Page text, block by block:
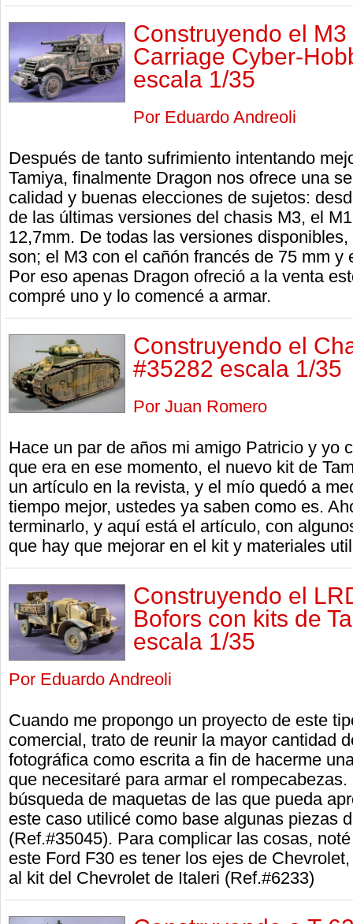
Construyendo el
Carriage Cyber-
escala 1/35
Por Eduardo Andreoli
Después de tanto sufrimiento intentando
Tamiya, finalmente Dragon nos ofrece una
calidad y buenas elecciones de sujetos:
de las últimas versiones del chasis M3, el
12,7mm. De todas las versiones
son; el M3 con el cañón francés de 75 mm y
Por eso apenas Dragon ofreció a la venta
compré uno y lo comencé a armar.
Construyendo el
#35282 escala 1/35
Por Juan Romero
Hace un par de años mi amigo Patricio y yo
que era en ese momento, el nuevo kit de
un artículo en la revista, y el mío quedó a
tiempo mejor, ustedes ya saben como es.
terminarlo, y aquí está el artículo, con
que hay que mejorar en el kit y materiales
Construyendo el
Bofors con kits de
escala 1/35
Por Eduardo Andreoli
Cuando me propongo un proyecto de este
comercial, trato de reunir la mayor cantidad
fotográfica como escrita a fin de hacerme
que necesitaré para armar el
búsqueda de maquetas de las que pueda
este caso utilicé como base algunas piezas
(Ref.#35045). Para complicar las cosas,
este Ford F30 es tener los ejes de
al kit del Chevrolet de Italeri (Ref.#6233)